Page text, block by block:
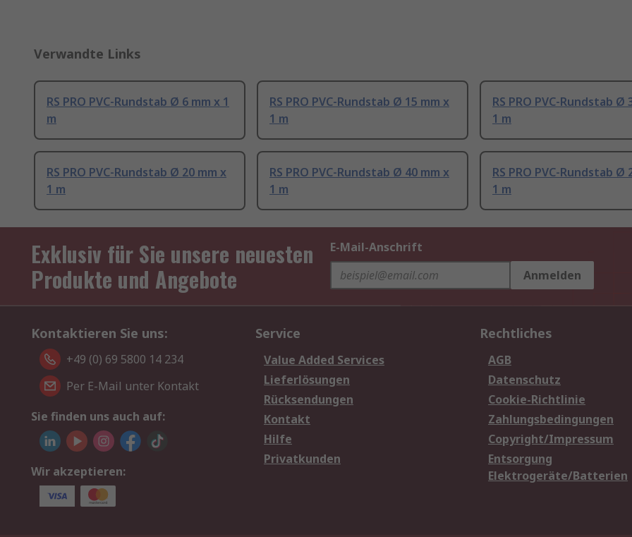
Verwandte Links
RS PRO PVC-Rundstab Ø 6 mm x 1
m
RS PRO PVC-Rundstab Ø 15 mm x
1 m
RS PRO PVC-Rundstab Ø
1 m
RS PRO PVC-Rundstab Ø 20 mm x
1 m
RS PRO PVC-Rundstab Ø 40 mm x
1 m
RS PRO PVC-Rundstab Ø
1 m
Exklusiv für Sie unsere neuesten
Produkte und Angebote
E-Mail-Anschrift
Anmelden
Kontaktieren Sie uns:
+49 (0) 69 5800 14 234
Per E-Mail unter Kontakt
Sie finden uns auch auf:
Wir akzeptieren:
Service
Value Added Services
Lieferlösungen
Rücksendungen
Kontakt
Hilfe
Privatkunden
Rechtliches
AGB
Datenschutz
Cookie-Richtlinie
Zahlungsbedingungen
Copyright/Impressum
Entsorgung
Elektrogeräte/Batterien